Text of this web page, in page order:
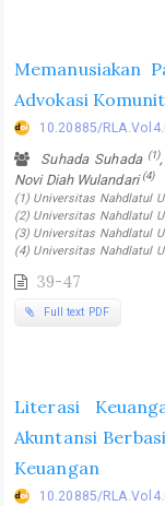
Memanusiakan
Advokasi
10.20885/
Suhada Suhada (1)
Novi Diah Wulandari(4)
(1) Universitas Nahdlatul
(2) Universitas Nahdlatul
(3) Universitas Nahdlatul
(4) Universitas Nahdlatul
39-47
Full text PDF
Literasi
Akuntansi
Keuangan
10.20885/